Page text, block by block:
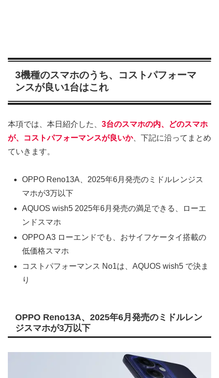
3機種のスマホのうち、コストパフォーマ
ンスが良い1台はこれ
本項では、本日紹介した、 3台のスマホの内、どのスマホ
が、コストパフォーマンスが良いか、下記に沿ってまとめ
ていきます。
OPPO Reno13A、2025年6月発売のミドルレンジス
マホが3万以下
AQUOS wish5 2025年6月発売の満足できる、ローエ
ンドスマホ
OPPO A3 ローエンドでも、おサイフケータイ搭載の
低価格スマホ
コストパフォーマンス No1は、AQUOS wish5 で決ま
り
OPPO Reno13A、2025年6月発売のミドルレン
ジスマホが3万以下